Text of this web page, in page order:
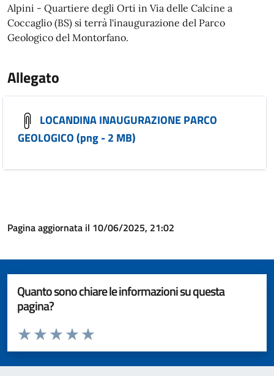
Alpini - Quartiere degli Orti in Via delle Calcine a
Coccaglio (BS) si terrà l'inaugurazione del Parco
Geologico del Montorfano.
Allegato
LOCANDINA INAUGURAZIONE PARCO
GEOLOGICO (png - 2 MB)
Pagina aggiornata il 10/06/2025, 21:02
Quanto sono chiare le informazioni su questa
pagina?
Valuta da 1 a 5 stelle la pagina
Valuta 5 stelle su 5
Valuta 4 stelle su 5
Valuta 3 stelle su 5
Valuta 2 stelle su 5
Valuta 1 stelle su 5